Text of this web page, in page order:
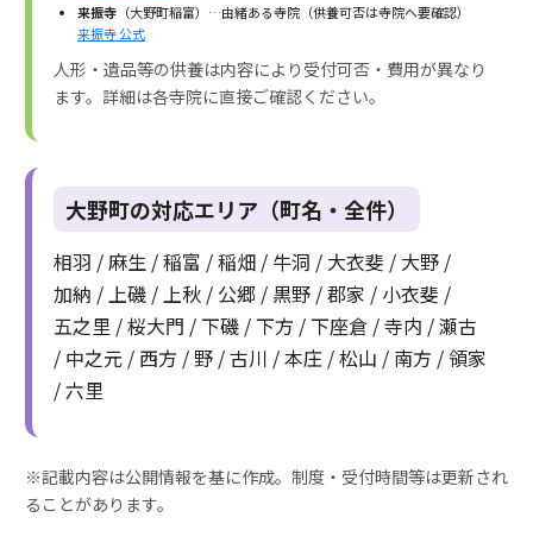
来振寺 （大野町稲富）…由緒ある寺院（供養可否は寺院へ要確認）
来振寺 公式
人形・遺品等の供養は内容により受付可否・費用が異なり
ます。詳細は各寺院に直接ご確認ください。
大野町の対応エリア（町名・全件）
相羽 /麻生 /稲富 /稲畑 / 牛洞 / 大衣斐 / 大野 /
加納 /上磯 /上秋 / 公郷 / 黒野 /郡家 / 小衣斐 /
五之里 /桜大門 /下磯 /下方 /下座倉 /寺内 /瀬古
/ 中之元 / 西方 /野 /古川 /本庄 /松山 / 南方 /領家
/六里
※記載内容は公開情報を基に作成。制度・受付時間等は更新され
ることがあります。